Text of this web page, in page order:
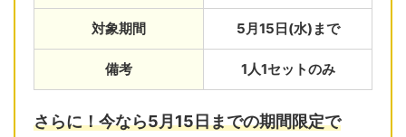
対象期間 5月15日(水)まで
備考 1人1セットのみ
さらに！今なら5月15日までの期間限定で